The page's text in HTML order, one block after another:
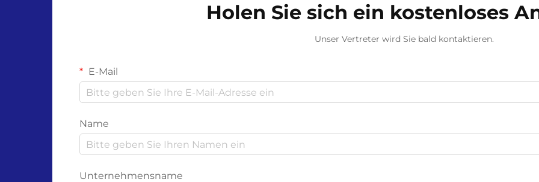
Holen Sie sich ein kostenloses
Unser Vertreter wird Sie bald kontaktieren.
E-Mail
Name
Unternehmensname